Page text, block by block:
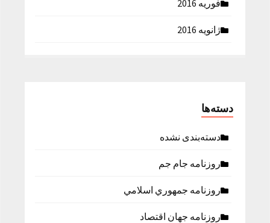
فوریه 2016
ژانویه 2016
دسته‌ها
دسته‌بندی نشده
روزنامه جام جم
روزنامه جمهوري اسلامي
روزنامه جهان اقتصاد